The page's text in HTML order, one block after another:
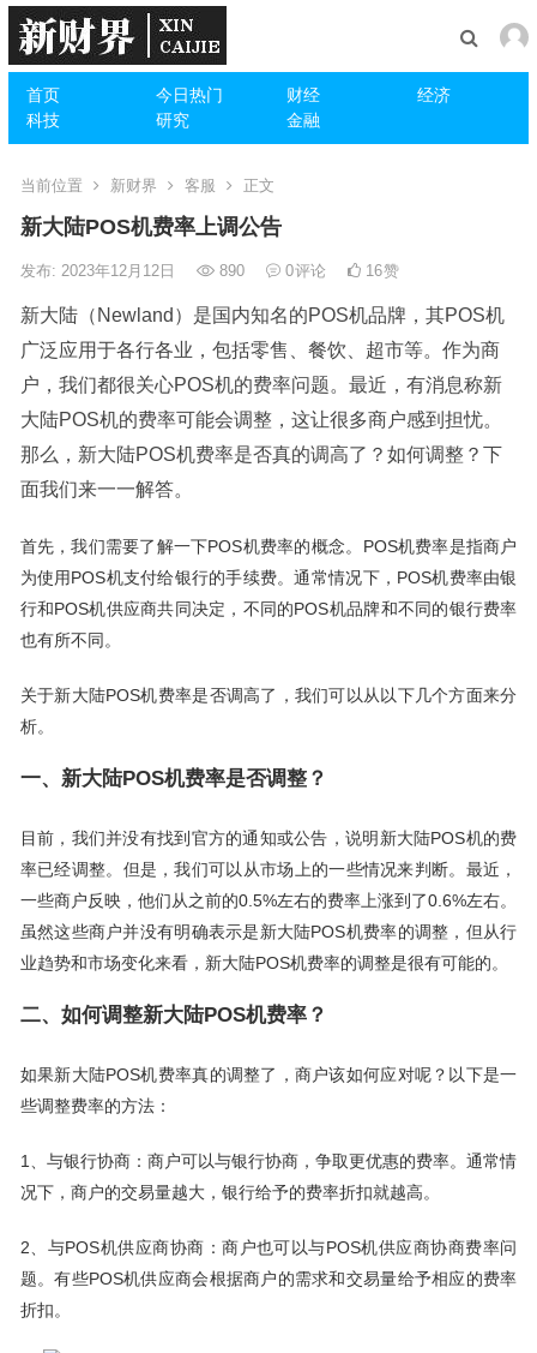
首页 今日热门 财经
经济
科技
研究 金融
当前位置 新财界 客服 正文
新大陆POS机费率上调公告
发布: 2023年12月12日 890 0评论 16赞
新大陆（Newland）是国内知名的POS机品牌，其POS机
广泛应用于各行各业，包括零售、餐饮、超市等。作为商
户，我们都很关心POS机的费率问题。最近，有消息称新
大陆POS机的费率可能会调整，这让很多商户感到担忧。
那么，新大陆POS机费率是否真的调高了？如何调整？下
面我们来一一解答。
首先，我们需要了解一下POS机费率的概念。POS机费率是指商户
为使用POS机支付给银行的手续费。通常情况下，POS机费率由银
行和POS机供应商共同决定，不同的POS机品牌和不同的银行费率
也有所不同。
关于新大陆POS机费率是否调高了，我们可以从以下几个方面来分
析。
一、新大陆POS机费率是否调整？
目前，我们并没有找到官方的通知或公告，说明新大陆POS机的费
率已经调整。但是，我们可以从市场上的一些情况来判断。最近，
一些商户反映，他们从之前的0.5%左右的费率上涨到了0.6%左右。
虽然这些商户并没有明确表示是新大陆POS机费率的调整，但从行
业趋势和市场变化来看，新大陆POS机费率的调整是很有可能的。
二、如何调整新大陆POS机费率？
如果新大陆POS机费率真的调整了，商户该如何应对呢？以下是一
些调整费率的方法：
1、与银行协商：商户可以与银行协商，争取更优惠的费率。通常情
况下，商户的交易量越大，银行给予的费率折扣就越高。
2、与POS机供应商协商：商户也可以与POS机供应商协商费率问
题。有些POS机供应商会根据商户的需求和交易量给予相应的费率
折扣。